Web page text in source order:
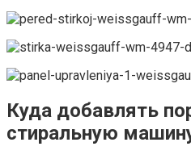
Куда добавлять
стиральную